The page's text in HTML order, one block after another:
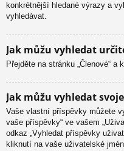
konkrétnější hledané výrazy a
vyhledávat.
Jak můžu vyhledat
Přejděte na stránku „Členové“ a
Jak můžu vyhledat
Vaše vlastní příspěvky můžete
vaše příspěvky“ ve vašem
odkaz „Vyhledat příspěvky
kliknutí na vaše uživatelské